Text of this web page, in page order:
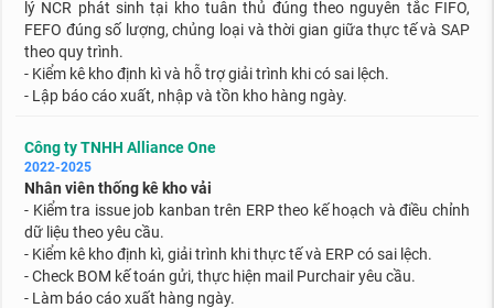
lý NCR phát sinh tại kho tuân thủ đúng theo nguyên tắc FIFO,
FEFO đúng số lượng, chủng loại và thời gian giữa thực tế và SAP
theo quy trình.
- Kiểm kê kho định kì và hỗ trợ giải trình khi có sai lệch.
- Lập báo cáo xuất, nhập và tồn kho hàng ngày.
Công ty TNHH Alliance One
2022-2025
Nhân viên thống kê kho vải
- Kiểm tra issue job kanban trên ERP theo kế hoạch và điều chỉnh
dữ liệu theo yêu cầu.
- Kiểm kê kho định kì, giải trình khi thực tế và ERP có sai lệch.
- Check BOM kế toán gửi, thực hiện mail Purchair yêu cầu.
- Làm báo cáo xuất hàng ngày.